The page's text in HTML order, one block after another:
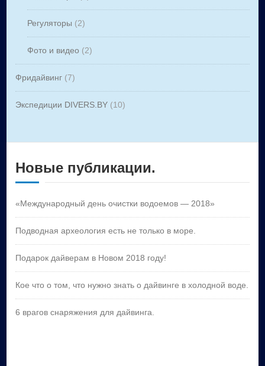
Регуляторы (2)
Фото и видео (2)
Фридайвинг (7)
Экспедиции DIVERS.BY (10)
Новые публикации.
«Международный день очистки водоемов — 2018»
Подводная археология есть не только в море.
Подарок дайверам в Новом 2018 году!
Кое что о том, что нужно знать о дайвинге в холодной воде.
6 врагов снаряжения для дайвинга.